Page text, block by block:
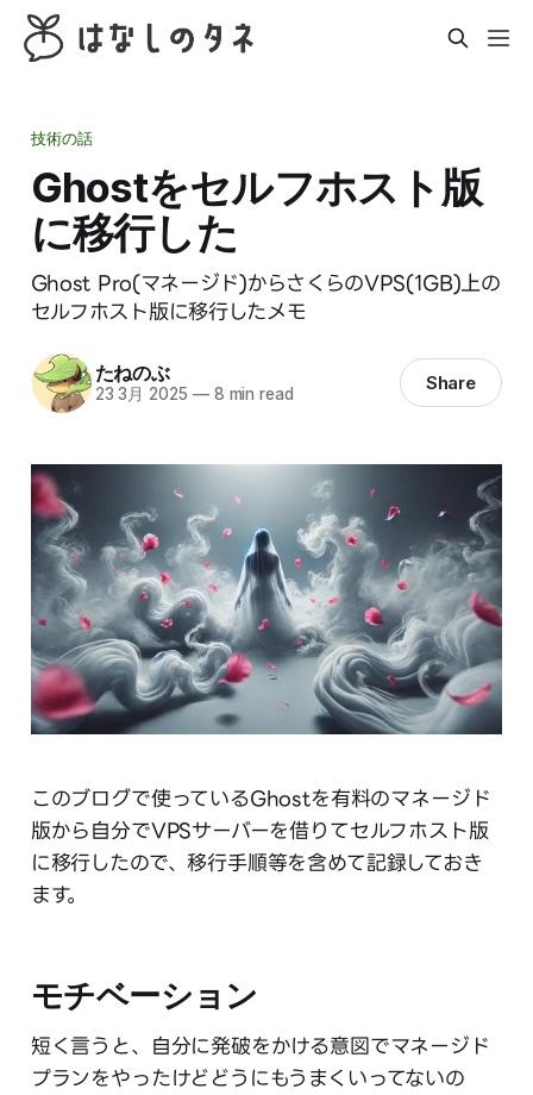
技術の話
Ghostをセルフホスト版
に移行した
Ghost Pro(マネージド)からさくらのVPS(1GB)上の
セルフホスト版に移行したメモ
たねのぶ
23 3月 2025 —8 min read Share
このブログで使っているGhostを有料のマネージド
版から自分でVPSサーバーを借りてセルフホスト版
に移行したので、移行手順等を含めて記録しておき
ます。
モチベーション
短く言うと、自分に発破をかける意図でマネージド
プランをやったけどどうにもうまくいってないの